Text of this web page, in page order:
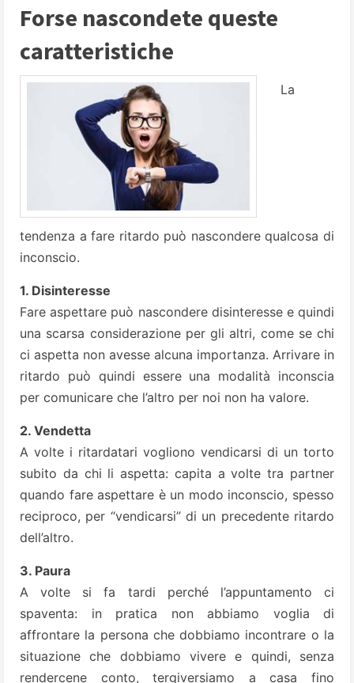
Forse nascondete queste
caratteristiche
La
tendenza a fare ritardo può nascondere qualcosa di
inconscio.
1. Disinteresse
Fare aspettare può nascondere disinteresse e quindi
una scarsa considerazione per gli altri, come se chi
ci aspetta non avesse alcuna importanza. Arrivare in
ritardo può quindi essere una modalità inconscia
per comunicare che l’altro per noi non ha valore.
2. Vendetta
A volte i ritardatari vogliono vendicarsi di un torto
subito da chi li aspetta: capita a volte tra partner
quando fare aspettare è un modo inconscio, spesso
reciproco, per “vendicarsi” di un precedente ritardo
dell’altro.
3. Paura
A volte si fa tardi perché l’appuntamento ci
spaventa: in pratica non abbiamo voglia di
affrontare la persona che dobbiamo incontrare o la
situazione che dobbiamo vivere e quindi, senza
rendercene conto, tergiversiamo a casa fino